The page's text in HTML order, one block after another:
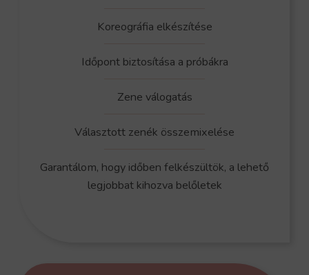
Koreográfia elkészítése
Időpont biztosítása a próbákra
Zene válogatás
Választott zenék összemixelése
Garantálom, hogy időben felkészültök, a lehető
legjobbat kihozva belőletek